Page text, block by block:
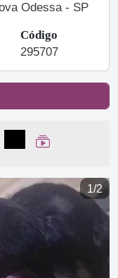
Odessa - SP
Código
295707
no Facebook
no
Compartilhar
Ver Web Story
1/2